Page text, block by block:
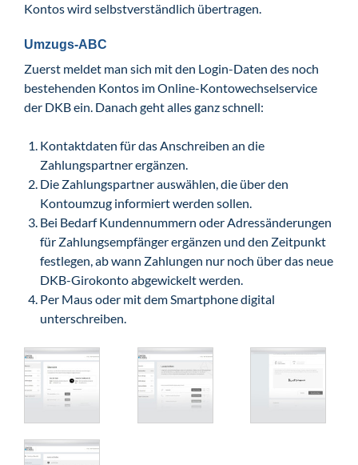
Kontos wird selbstverständlich übertragen.
Umzugs-ABC
Zuerst meldet man sich mit den Login-Daten des noch
bestehenden Kontos im Online-Kontowechselservice
der DKB ein. Danach geht alles ganz schnell:
Kontaktdaten für das Anschreiben an die
Zahlungspartner ergänzen.
Die Zahlungspartner auswählen, die über den
Kontoumzug informiert werden sollen.
Bei Bedarf Kundennummern oder Adressänderungen
für Zahlungsempfänger ergänzen und den Zeitpunkt
festlegen, ab wann Zahlungen nur noch über das neue
DKB-Girokonto abgewickelt werden.
Per Maus oder mit dem Smartphone digital
unterschreiben.